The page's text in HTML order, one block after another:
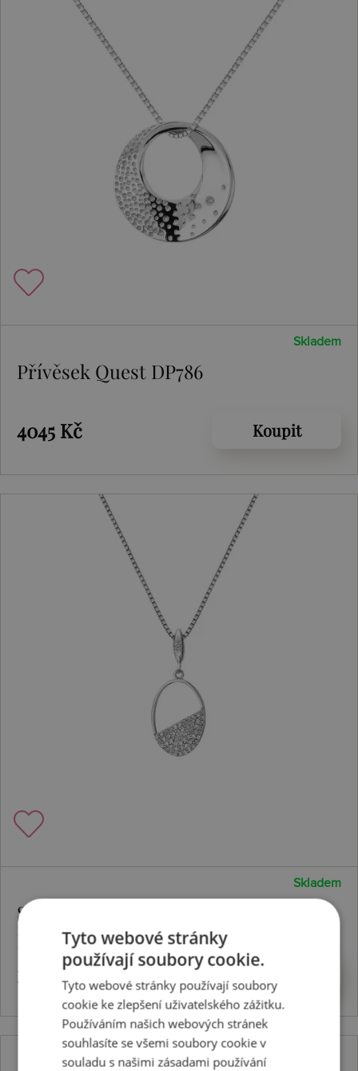
Skladem
Přívěsek Quest DP786
4045 Kč Koupit
Skladem
Stříbrný přívěsek Horizon Topaz
DP767
3224 Kč
Koupit
Tyto webové stránky
používají soubory cookie.
Tyto webové stránky používají soubory
cookie ke zlepšení uživatelského zážitku.
Používáním našich webových stránek
souhlasíte se všemi soubory cookie v
souladu s našimi zásadami používání